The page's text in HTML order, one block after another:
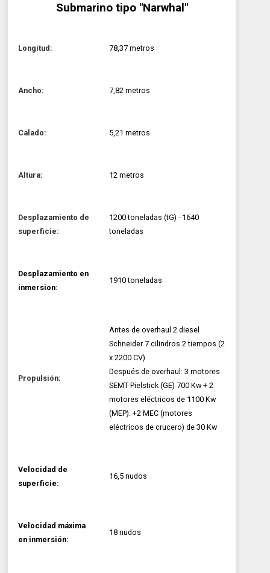
Submarino tipo "Narwhal"
Longitud: 78,37 metros
Ancho: 7,82 metros
Calado: 5,21 metros
Altura: 12 metros
Desplazamiento de
superficie:
1200 toneladas (tG) - 1640
toneladas
Desplazamiento en
inmersion:
1910 toneladas
Propulsión:
Antes de overhaul 2 diesel
Schneider 7 cilindros 2 tiempos (2
x 2200 CV)
Después de overhaul: 3 motores
SEMT Pielstick (GE) 700 Kw + 2
motores eléctricos de 1100 Kw
(MEP). +2 MEC (motores
eléctricos de crucero) de 30 Kw
Velocidad de
superficie:
16,5 nudos
Velocidad máxima
en inmersión:
18 nudos